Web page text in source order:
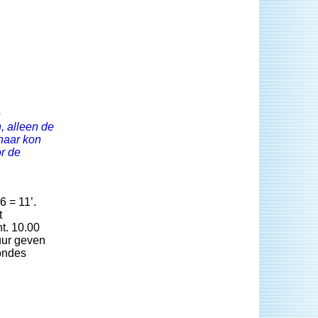
alleen de
kon
de
= 11’.
10.00
geven